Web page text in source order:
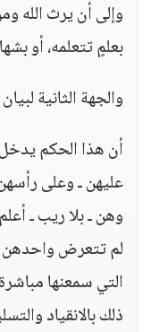
وإلى أن يرث الله
بعلمٍ تتعلمه، أو
والجهة الثانية
أن هذا الحكم
عليهن ـ وعلى
وهن ـ بلا ريب ـ
لم تتعرض واحدهن
التي سمعنها
ذلك بالانقياد